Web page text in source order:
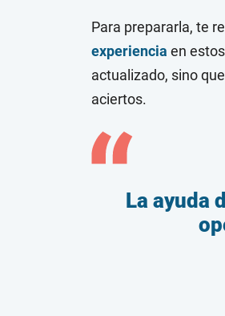
Para prepararla, te
experiencia en
actualizado, sino
aciertos.
La ayuda